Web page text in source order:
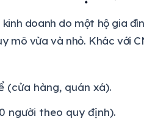
doanh do một hộ gia
mô vừa và nhỏ. Khác với
(cửa hàng, quán xá).
người theo quy định).